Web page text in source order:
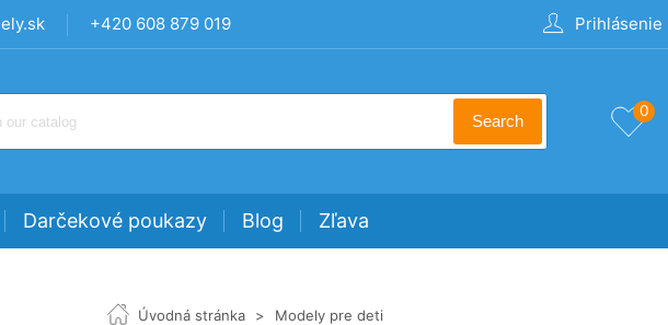
+420 608 879 019 Prihlásenie
Search
0
Darčekové poukazy Blog Zľava
Úvodná stránka > Modely pre deti